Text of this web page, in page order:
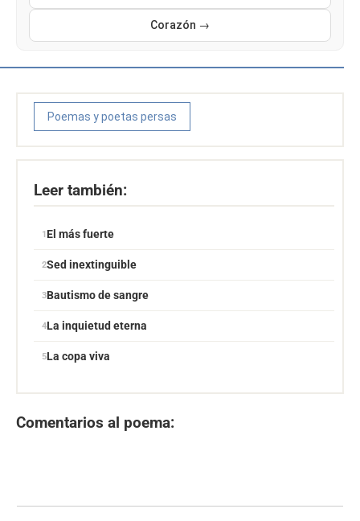
Corazón →
Poemas y poetas persas
Leer también:
El más fuerte
Sed inextinguible
Bautismo de sangre
La inquietud eterna
La copa viva
Comentarios al poema: